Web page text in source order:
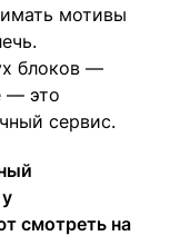
мотивы
блоков —
— это
сервис.
смотреть на